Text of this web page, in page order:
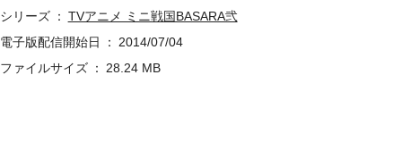
シリーズ
TVアニメ ミニ戦国BASARA弐
電子版配信開始日
2014/07/04
ファイルサイズ
28.24 MB